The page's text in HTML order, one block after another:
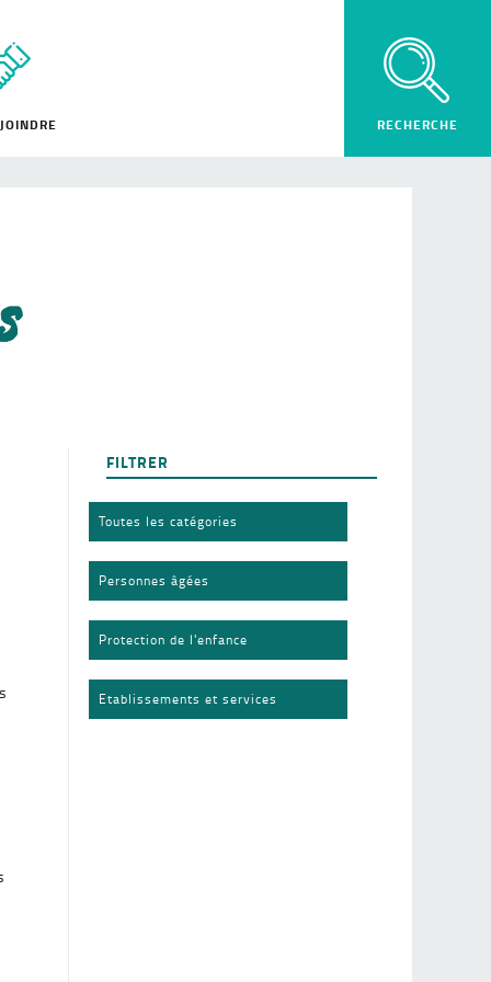
FILTRER
Toutes les catégories
Personnes âgées
Protection de l'enfance
Etablissements et services